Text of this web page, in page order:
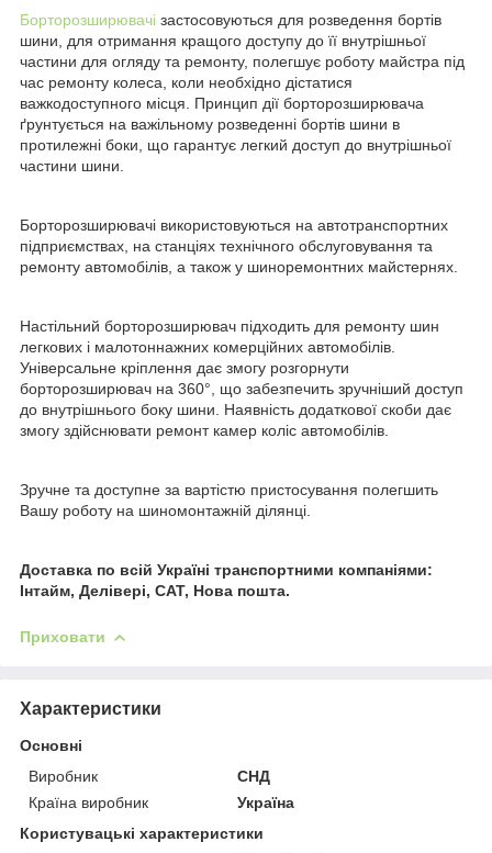
Борторозширювачі застосовуються для розведення бортів
шини, для отримання кращого доступу до її внутрішньої
частини для огляду та ремонту, полегшує роботу майстра під
час ремонту колеса, коли необхідно дістатися
важкодоступного місця. Принцип дії борторозширювача
ґрунтується на важільному розведенні бортів шини в
протилежні боки, що гарантує легкий доступ до внутрішньої
частини шини.
Борторозширювачі використовуються на автотранспортних
підприємствах, на станціях технічного обслуговування та
ремонту автомобілів, а також у шиноремонтних майстернях.
Настільний борторозширювач підходить для ремонту шин
легкових і малотоннажних комерційних автомобілів.
Універсальне кріплення дає змогу розгорнути
борторозширювач на 360°, що забезпечить зручніший доступ
до внутрішнього боку шини. Наявність додаткової скоби дає
змогу здійснювати ремонт камер коліс автомобілів.
Зручне та доступне за вартістю пристосування полегшить
Вашу роботу на шиномонтажній ділянці.
Доставка по всій Україні транспортними компаніями:
Інтайм, Делівері, САТ, Нова пошта.
Приховати
Характеристики
Основні
Виробник
СНД
Країна виробник
Україна
Користувацькі характеристики